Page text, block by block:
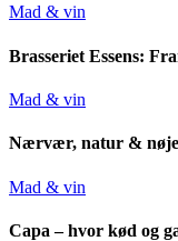
Mad & vin
Brasseriet Essens:
Mad & vin
Nærvær, natur & nøje
Mad & vin
Capa – hvor kød og